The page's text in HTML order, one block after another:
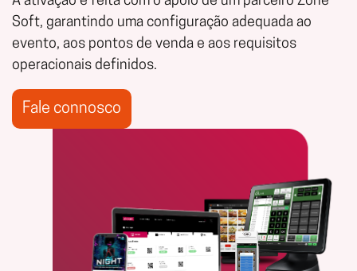
Soft, garantindo uma configuração adequada ao
evento, aos pontos de venda e aos requisitos
operacionais definidos.
Fale connosco